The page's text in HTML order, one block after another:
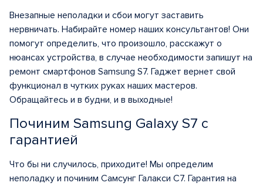
Внезапные неполадки и сбои могут заставить
нервничать. Набирайте номер наших консультантов! Они
помогут определить, что произошло, расскажут о
нюансах устройства, в случае необходимости запишут на
ремонт смартфонов Samsung S7. Гаджет вернет свой
функционал в чутких руках наших мастеров.
Обращайтесь и в будни, и в выходные!
Починим Samsung Galaxy S7 с
гарантией
Что бы ни случилось, приходите! Мы определим
неполадку и починим Самсунг Галакси С7. Гарантия на